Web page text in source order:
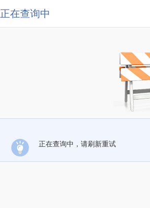
正在查询中
正在查询中，请刷新重试